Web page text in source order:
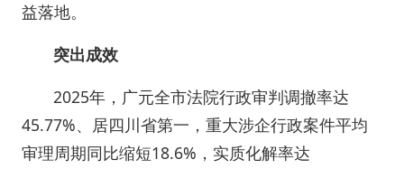
益落地。
突出成效
2025年，广元全市法院行政审判调撤率达
45.77%、居四川省第一，重大涉企行政案件平均
审理周期同比缩短18.6%，实质化解率达